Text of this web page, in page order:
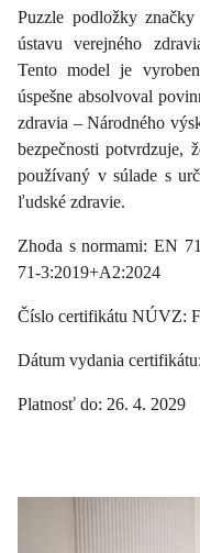
Puzzle podložky
ústavu verejného
Tento model je
úspešne absolvoval
zdravia – Národného
bezpečnosti potvrdzuje,
používaný v súlade s
ľudské zdravie.
Zhoda s normami: EN
71-3:2019+A2:2024
Číslo certifikátu NÚVZ:
Dátum vydania
Platnosť do: 26. 4. 2029